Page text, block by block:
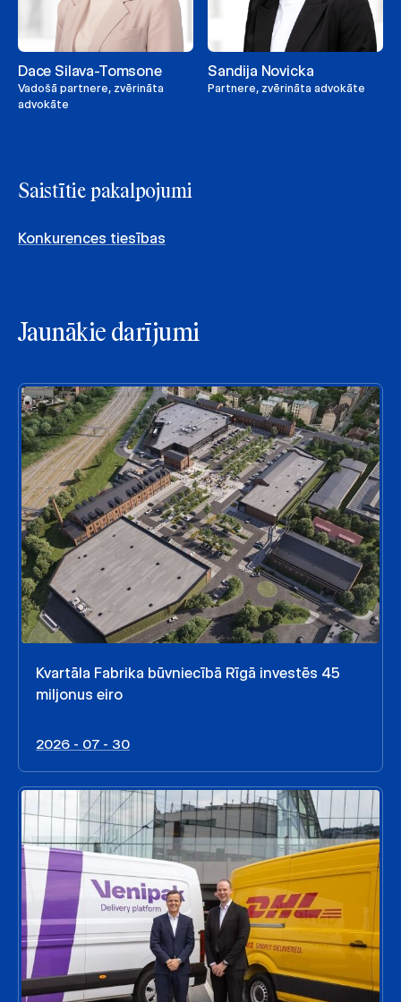
Dace Silava-Tomsone
Vadošā partnere, zvērināta
advokāte
Sandija Novicka
Partnere, zvērināta advokāte
Saistītie pakalpojumi
Konkurences tiesības
Jaunākie darījumi
Kvartāla Fabrika būvniecībā Rīgā investēs 45
miljonus eiro
2026 - 07 - 30